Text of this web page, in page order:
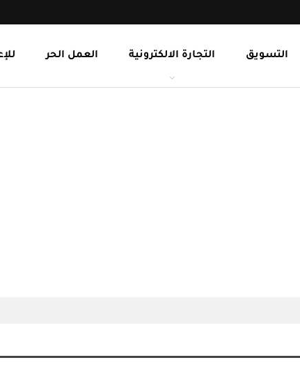
العمل الحر التجارة الالكترونية التسويق